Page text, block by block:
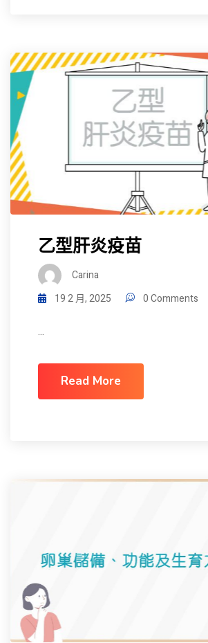
乙型肝炎疫苗
Carina
19 2 月, 2025
0 Comments
...
Read More